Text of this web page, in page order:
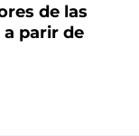
de las
parir de